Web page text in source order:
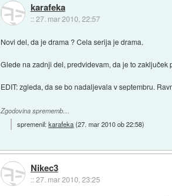
karafeka
::27. mar 2010, 22:57
Novi del, da je drama ? Cela serija je drama.
Glede na zadnji del, predvidevam, da je to zaključek
EDIT: zgleda, da se bo nadaljevala v septembru.
Zgodovina sprememb…
spremenil:karafeka(27. mar 2010 ob 22:58)
Nikec3
::27. mar 2010, 23:25